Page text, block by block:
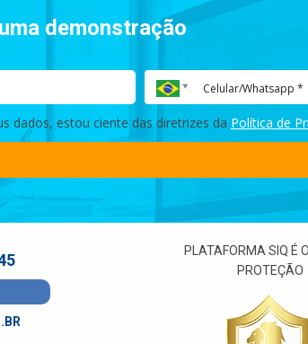
demonstração
dados, estou ciente das diretrizes da Política de
PLATAFORMA SIQ É
PROTEÇÃO